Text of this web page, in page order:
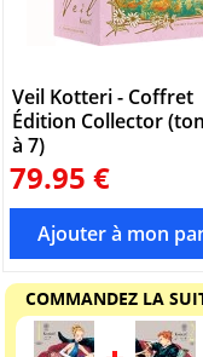
Veil Kotteri - Coffret
Édition Collector
à 7)
79.95 €
COMMANDEZ LA